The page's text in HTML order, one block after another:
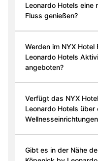
Leonardo Hotels eine
Fluss genießen?
Werden im NYX Hotel
Leonardo Hotels
angeboten?
Verfügt das NYX
Leonardo Hotels über
Gibt es in der Nähe